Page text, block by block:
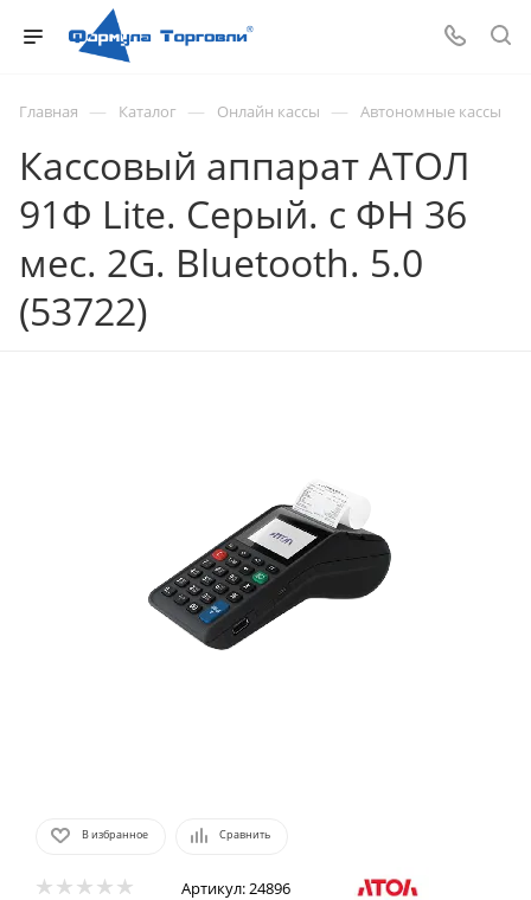
Главная — Каталог — Онлайн кассы — Автономные кассы
Кассовый аппарат АТОЛ
91Ф Lite. Серый. c ФН 36
мес. 2G. Bluetooth. 5.0
(53722)
В избранное Сравнить
Артикул:24896